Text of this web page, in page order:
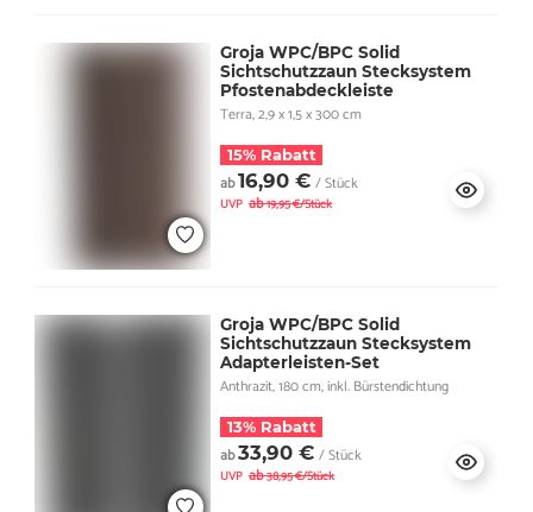
Groja WPC/BPC Solid
Sichtschutzzaun Stecksystem
Pfostenabdeckleiste
Terra, 2,9 x 1,5 x 300 cm
15% Rabatt
ab16,90 € / Stück
UVP ab19,95 €/Stück
Groja WPC/BPC Solid
Sichtschutzzaun Stecksystem
Adapterleisten-Set
Anthrazit, 180 cm, inkl. Bürstendichtung
13% Rabatt
ab33,90 € / Stück
UVP ab38,95 €/Stück